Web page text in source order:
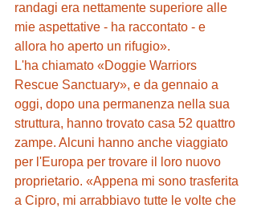
randagi era nettamente superiore alle
mie aspettative - ha raccontato - e
allora ho aperto un rifugio».
L'ha chiamato «Doggie Warriors
Rescue Sanctuary», e da gennaio a
oggi, dopo una permanenza nella sua
struttura, hanno trovato casa 52 quattro
zampe. Alcuni hanno anche viaggiato
per l'Europa per trovare il loro nuovo
proprietario. «Appena mi sono trasferita
a Cipro, mi arrabbiavo tutte le volte che